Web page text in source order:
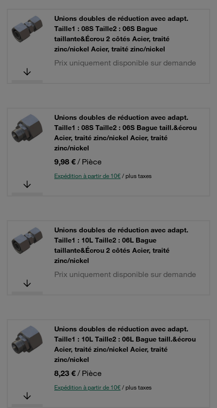
Unions doubles de réduction avec adapt.
Taille1 : 08S Taille2 : 06S Bague
taillante&Écrou 2 côtés Acier, traité
zinc/nickel Acier, traité zinc/nickel
Prix uniquement disponible sur demande
Unions doubles de réduction avec adapt.
Taille1 : 08S Taille2 : 06S Bague taill.&écrou
Acier, traité zinc/nickel Acier, traité
zinc/nickel
9,98 € / Pièce
Expédition à partir de 10€/ plus taxes
Unions doubles de réduction avec adapt.
Taille1 : 10L Taille2 : 06L Bague
taillante&Écrou 2 côtés Acier, traité
zinc/nickel
Prix uniquement disponible sur demande
Unions doubles de réduction avec adapt.
Taille1 : 10L Taille2 : 06L Bague taill.&écrou
Acier, traité zinc/nickel Acier, traité
zinc/nickel
8,23 € / Pièce
Expédition à partir de 10€/ plus taxes